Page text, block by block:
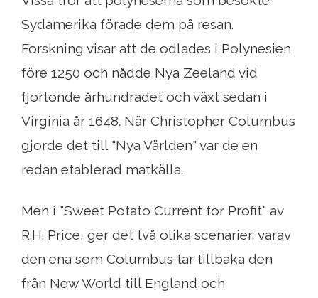
Sydamerika förade dem på resan.
Forskning visar att de odlades i Polynesien
före 1250 och nådde Nya Zeeland vid
fjortonde århundradet och växt sedan i
Virginia år 1648. När Christopher Columbus
gjorde det till "Nya Världen" var de en
redan etablerad matkälla.
Men i "Sweet Potato Current for Profit" av
R.H. Price, ger det två olika scenarier, varav
den ena som Columbus tar tillbaka den
från New World till England och